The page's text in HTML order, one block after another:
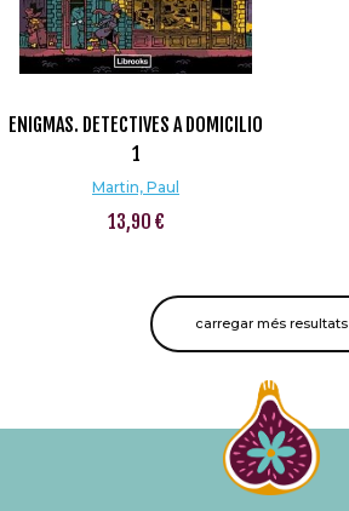
ENIGMAS. DETECTIVES A DOMICILIO
1
Martin, Paul
13,90 €
carregar més resultats